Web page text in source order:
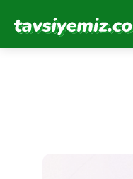
Tavsiyemiz Anasayfa